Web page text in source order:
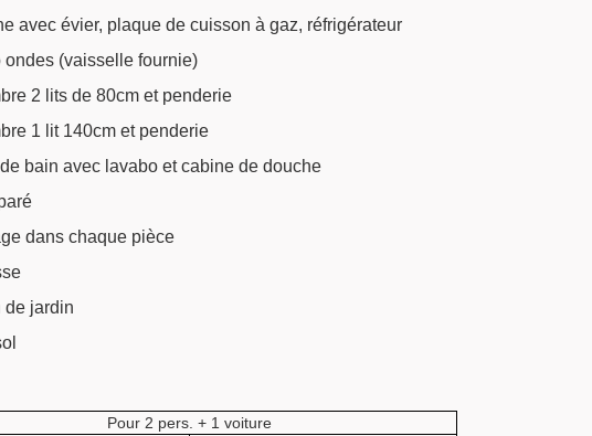
avec évier, plaque de cuisson à gaz, réfrigérateur
ondes (vaisselle fournie)
2 lits de 80cm et penderie
1 lit 140cm et penderie
bain avec lavabo et cabine de douche
dans chaque pièce
de jardin
Pour 2 pers. + 1 voiture